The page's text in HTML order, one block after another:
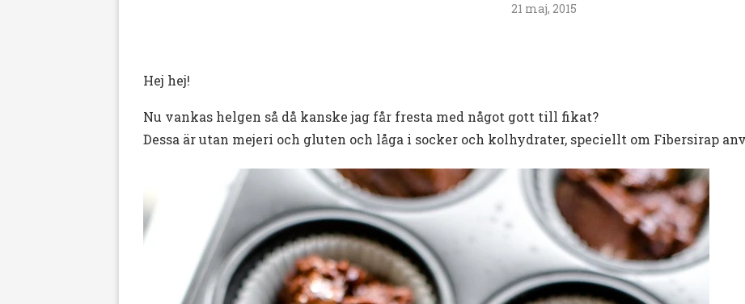
21 maj, 2015
Hej hej!
Nu vankas helgen så då kanske jag får fresta med något gott till fikat?
Dessa är utan mejeri och gluten och låga i socker och kolhydrater, speciellt om Fibersirap